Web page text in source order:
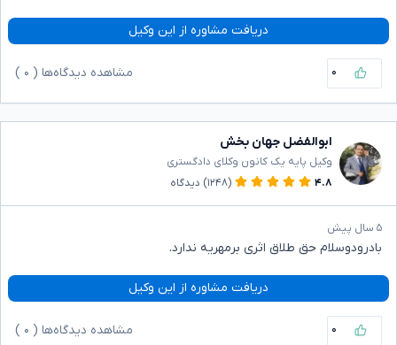
دریافت مشاوره از این وکیل
۰ مشاهده دیدگاه‌ها ( ۰
ابوالفضل جهان بخش
وکیل پایه یک کانون وکلای دادگستری
۴.۸
(۱۲۴۸) دیدگاه
۵ سال پیش
بادرودوسلام حق طلاق اثری برمهریه ندارد.
دریافت مشاوره از این وکیل
۰ مشاهده دیدگاه‌ها ( ۰